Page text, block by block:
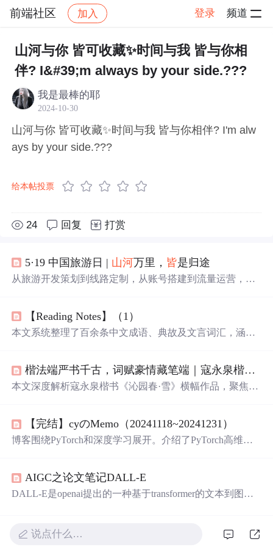
前端社区 加入 登录 频道
社区 前端社区 感慨 帖子详情
山河与你 皆可收藏✨时间与我 皆与你相
伴? I&#39;m always by your side.???
我是最棒的耶
2024-10-30
山河与你 皆可收藏✨时间与我 皆与你相伴? I'm alw
ays by your side.???
给本帖投票
24 回复 打赏
5·19 中国旅游日 | 山河万里， 皆是归途
从旅游开发策划到线路定制，从账号搭建到流量运营，从
旅资源，让“说走就走”不再只是一句口号。杜牧说 “南朝四
百八十寺，多少楼台烟雨中”——你撑着伞走过一座石桥，
维笔下的 “大漠孤烟直”。是你心里还有一个地方，让你魂
牵梦萦，让你觉得——活着，真好。是你还会在看到日落
时，停下来，什么都不说，就那么看着。
【Reading Notes】（1）
本文系统整理了百余条中文成语、典故及文言词汇，涵盖
化表达，如‘take the mickey’‘put your money where your mout
h is’‘a flash in the pan’等，并附中英对照与语境说明。内容
建。
楷法端严书千古，词赋豪情藏笔端｜寇永泉楷书《沁园春・雪》精品横幅赏析
本文深度解析寇永泉楷书《沁园春·雪》横幅作品，聚焦其
材书法中罕见的全词精工楷书完整性、材质稀缺性与流传
可考性，属当代馆藏级红色书法珍品，具备文史研究、高
【完结】cyのMemo（20241118~20241231）
博客围绕PyTorch和深度学习展开。介绍了PyTorch高维张
详细说明了多轮对话任务中微调模型的流程，包括数据准
备、模型选择、训练和评估等步骤。
AIGC之论文笔记DALL-E
DALL-E是openai提出的一种基于transformer的文本到图像
借鉴VQ-VAE，解决离散分布不可导问题采用gumbel-softm
说点什么…